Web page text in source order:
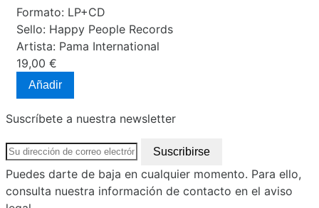
Formato: LP+CD
Sello: Happy People Records
Artista: Pama International
19,00 €
Añadir
Suscríbete a nuestra newsletter
Puedes darte de baja en cualquier momento. Para ello,
consulta nuestra información de contacto en el aviso